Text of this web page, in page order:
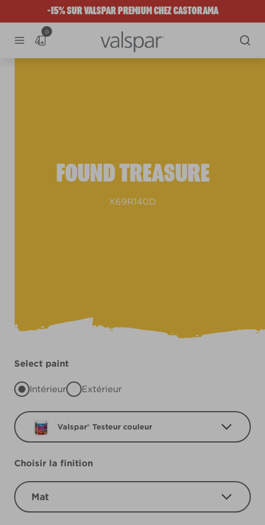
-15% SUR VALSPAR PREMIUM CHEZ CASTORAMA
0
FOUND TREASURE
X69R140D
Select paint
Intérieur Extérieur
Valspar® Testeur couleur
Choisir la finition
Mat